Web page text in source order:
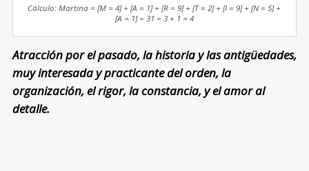
Cálculo: Martina = [M = 4] + [A = 1] + [R = 9] + [T = 2] + [I = 9] + [N = 5] +
[A = 1] = 31 = 3 + 1 = 4
Atracción por el pasado, la historia y las antigüedades,
muy interesada y practicante del orden, la
organización, el rigor, la constancia, y el amor al
detalle.